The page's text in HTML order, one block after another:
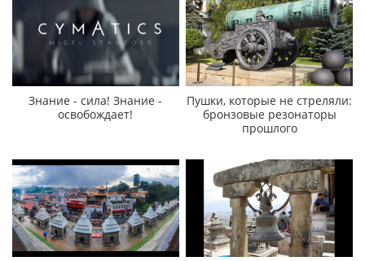
Знание - сила! Знание -
освобождает!
Пушки, которые не стреляли:
бронзовые резонаторы
прошлого